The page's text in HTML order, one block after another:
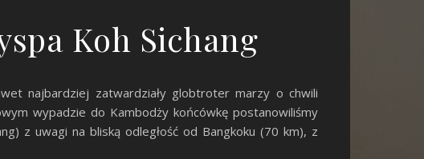
Koh Sichang
najbardziej zatwardziały globtroter marzy o chwili
wypadzie do Kambodży końcówkę postanowiliśmy
z uwagi na bliską odległość od Bangkoku (70 km), z